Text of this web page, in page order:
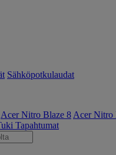
Sähköpotkulaudat
Acer Nitro Blaze 8 Acer Nitro
Tapahtumat